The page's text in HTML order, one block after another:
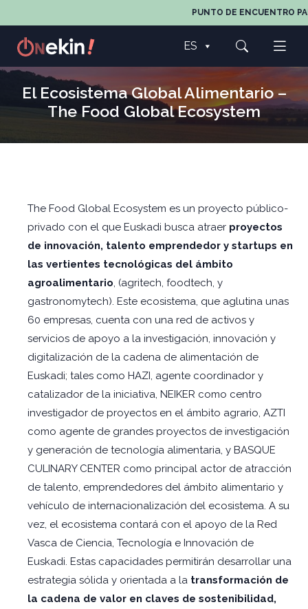
PUNTO DE ENCUENTRO
ES
El Ecosistema Global Alimentario –
The Food Global Ecosystem
The Food Global Ecosystem es un proyecto público-
privado con el que Euskadi busca atraer proyectos
de innovación, talento emprendedor y startups en
las vertientes tecnológicas del ámbito
agroalimentario, (agritech, foodtech, y
gastronomytech). Este ecosistema, que aglutina unas
60 empresas, cuenta con una red de activos y
servicios de apoyo a la investigación, innovación y
digitalización de la cadena de alimentación de
Euskadi; tales como HAZI, agente coordinador y
catalizador de la iniciativa, NEIKER como centro
investigador de proyectos en el ámbito agrario, AZTI
como agente de grandes proyectos de investigación
y generación de tecnología alimentaria, y BASQUE
CULINARY CENTER como principal actor de atracción
de talento, emprendedores del ámbito alimentario y
vehículo de internacionalización del ecosistema. A su
vez, el ecosistema contará con el apoyo de la Red
Vasca de Ciencia, Tecnología e Innovación de
Euskadi. Estas capacidades permitirán desarrollar una
estrategia sólida y orientada a la transformación de
la cadena de valor en claves de sostenibilidad,